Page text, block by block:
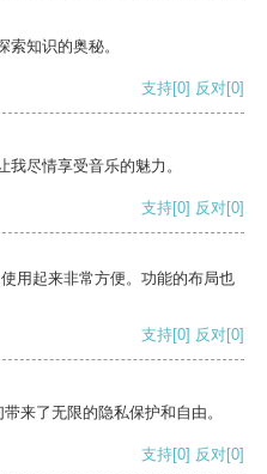
知识的奥秘。
支持[0] 反对[0]
尽情享受音乐的魅力。
支持[0] 反对[0]
用起来非常方便。功能的布局也
支持[0] 反对[0]
来了无限的隐私保护和自由。
支持[0] 反对[0]